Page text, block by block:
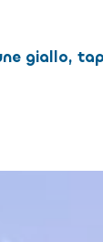
giallo,